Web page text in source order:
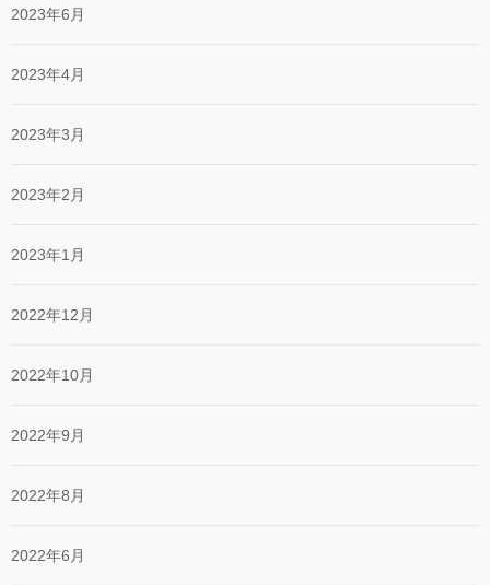
2023年6月
2023年4月
2023年3月
2023年2月
2023年1月
2022年12月
2022年10月
2022年9月
2022年8月
2022年6月